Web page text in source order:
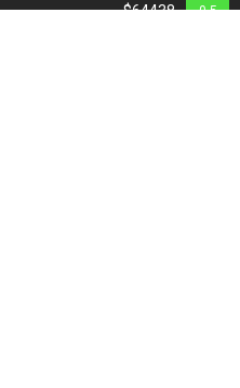
$64438 0.5